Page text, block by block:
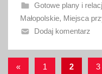
n
o
1
l
Gotowe plany i
Małopolskie, Miejsca
Dodaj komentarz
Stronicowanie
« Poprzednie
1 2 3